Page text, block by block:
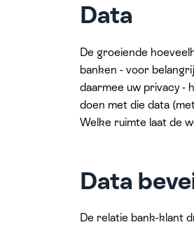
Data
De groeiende
banken - voor
daarmee uw privacy -
doen met die data
Welke ruimte laat de
Data
De relatie bank-klant